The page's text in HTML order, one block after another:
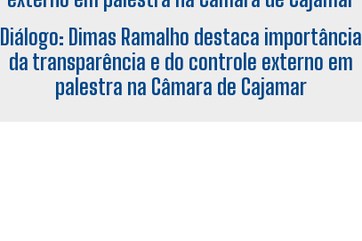
Diálogo: Dimas Ramalho destaca importância
da transparência e do controle externo em
palestra na Câmara de Cajamar